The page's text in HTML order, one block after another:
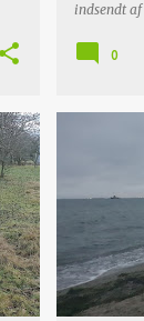
indsendt af
0